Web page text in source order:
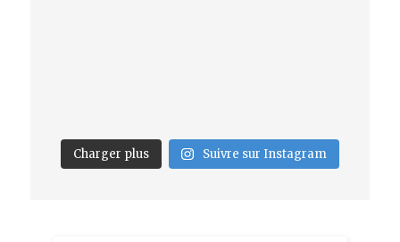
Charger plus Suivre sur Instagram